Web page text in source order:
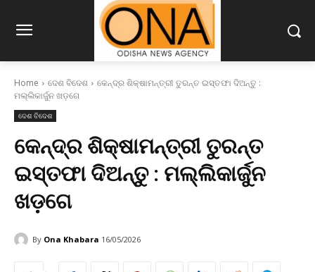
Home ଦେଶ ବିଦେଶ
କେନ୍ଦ୍ର ଶିକ୍ଷାମନ୍ତ୍ରୀ ତୁରନ୍ତ ଇସ୍ତଫା ଦିଅନ୍ତୁ :
ମଲ୍ଲିକାର୍ଜୁନ ଖଡ଼ଗେ
ଦେଶ ବିଦେଶ
କେନ୍ଦ୍ର ଶିକ୍ଷାମନ୍ତ୍ରୀ ତୁରନ୍ତ
ଇସ୍ତଫା ଦିଅନ୍ତୁ : ମଲ୍ଲିକାର୍ଜୁନ
ଖଡ଼ଗେ
By Ona Khabara 16/05/2026